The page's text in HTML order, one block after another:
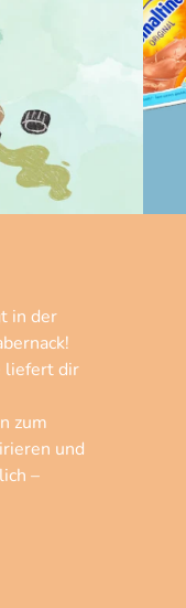
in der
liefert dir
zum
und
–